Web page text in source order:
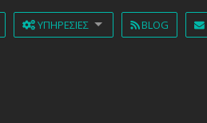
ΥΠΗΡΕΣΊΕΣ BLOG